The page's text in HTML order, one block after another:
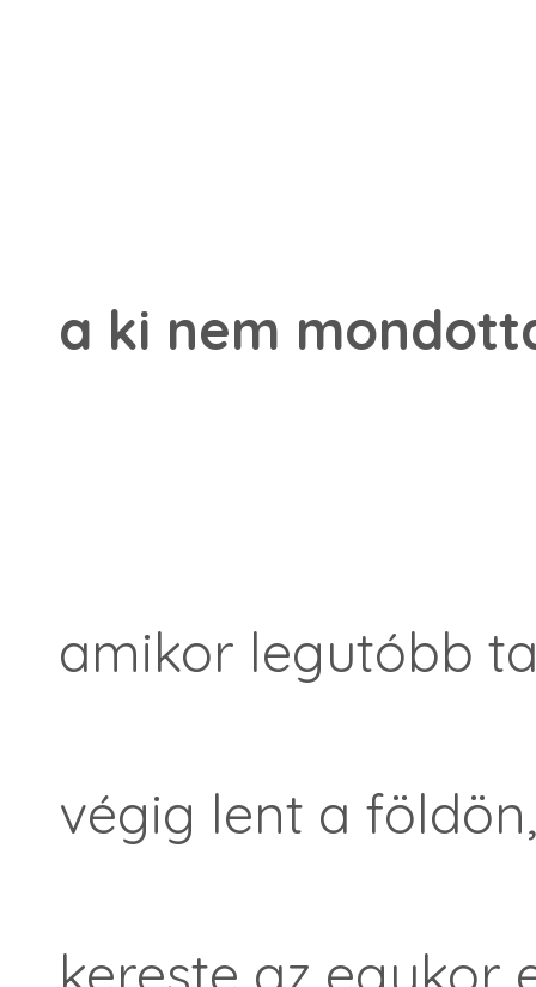
a ki nem
amikor legutóbb
végig lent a